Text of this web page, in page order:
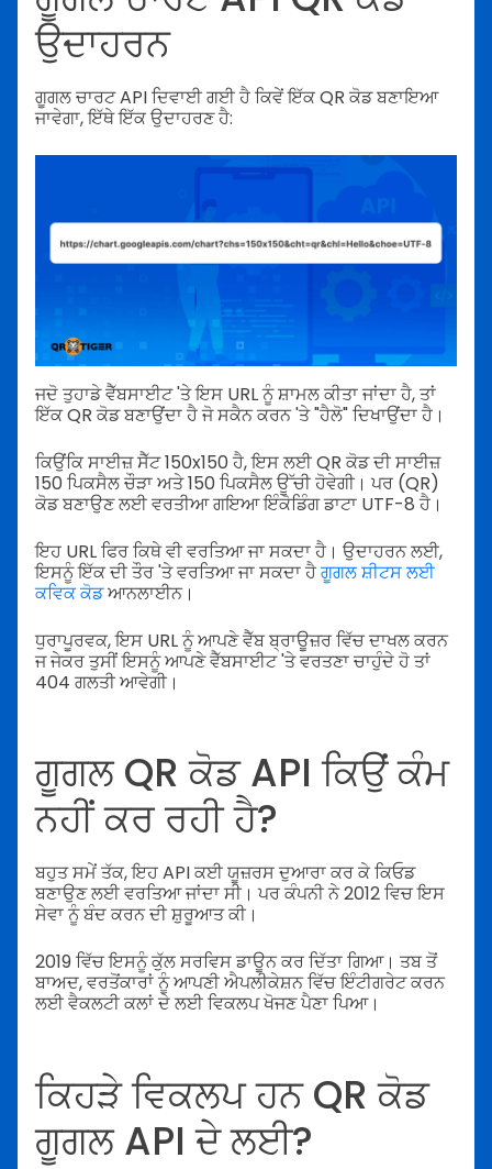
ਉਦਾਹਰਨ
ਗੂਗਲ ਚਾਰਟ API ਦਿਵਾਈ ਗਈ ਹੈ ਕਿਵੇਂ ਇੱਕ QR ਕੋਡ ਬਣਾਇਆ
ਜਾਵੇਗਾ, ਇੱਥੇ ਇੱਕ ਉਦਾਹਰਣ ਹੈ:
ਜਦੋ ਤੁਹਾਡੇ ਵੈੱਬਸਾਈਟ 'ਤੇ ਇਸ URL ਨੂੰ ਸ਼ਾਮਲ ਕੀਤਾ ਜਾਂਦਾ ਹੈ, ਤਾਂ
ਇੱਕ QR ਕੋਡ ਬਣਾਉਂਦਾ ਹੈ ਜੋ ਸਕੈਨ ਕਰਨ 'ਤੇ "ਹੈਲੋ" ਦਿਖਾਉਂਦਾ ਹੈ।
ਕਿਉਂਕਿ ਸਾਈਜ਼ ਸੈੱਟ 150x150 ਹੈ, ਇਸ ਲਈ QR ਕੋਡ ਦੀ ਸਾਈਜ਼
150 ਪਿਕਸੈਲ ਚੌੜਾ ਅਤੇ 150 ਪਿਕਸੈਲ ਊੱਚੀ ਹੋਵੇਗੀ। ਪਰ (QR)
ਕੋਡ ਬਣਾਉਣ ਲਈ ਵਰਤੀਆ ਗਇਆ ਇੰਕੋਡਿੰਗ ਡਾਟਾ UTF-8 ਹੈ।
ਇਹ URL ਫਿਰ ਕਿਥੇ ਵੀ ਵਰਤਿਆ ਜਾ ਸਕਦਾ ਹੈ। ਉਦਾਹਰਨ ਲਈ,
ਇਸਨੂੰ ਇੱਕ ਦੀ ਤੌਰ 'ਤੇ ਵਰਤਿਆ ਜਾ ਸਕਦਾ ਹੈਗੂਗਲ ਸ਼ੀਟਸ ਲਈ
ਕਵਿਕ ਕੋਡਆਨਲਾਈਨ।
ਧੁਰਾਪੂਰਵਕ, ਇਸ URL ਨੂੰ ਆਪਣੇ ਵੈੱਬ ਬ੍ਰਾਊਜ਼ਰ ਵਿੱਚ ਦਾਖਲ ਕਰਨ
ਜ ਜੇਕਰ ਤੁਸੀਂ ਇਸਨੂੰ ਆਪਣੇ ਵੈੱਬਸਾਈਟ 'ਤੇ ਵਰਤਣਾ ਚਾਹੁੰਦੇ ਹੋ ਤਾਂ
404 ਗਲਤੀ ਆਵੇਗੀ।
ਗੂਗਲ QR ਕੋਡ API ਕਿਉਂ ਕੰਮ
ਨਹੀਂ ਕਰ ਰਹੀ ਹੈ?
ਬਹੁਤ ਸਮੇਂ ਤੱਕ, ਇਹ API ਕਈ ਯੂਜ਼ਰਸ ਦੁਆਰਾ ਕਰ ਕੇ ਕਿਓਡ
ਬਣਾਉਣ ਲਈ ਵਰਤਿਆ ਜਾਂਦਾ ਸੀ। ਪਰ ਕੰਪਨੀ ਨੇ 2012 ਵਿਚ ਇਸ
ਸੇਵਾ ਨੂੰ ਬੰਦ ਕਰਨ ਦੀ ਸ਼ੁਰੂਆਤ ਕੀ।
2019 ਵਿੱਚ ਇਸਨੂੰ ਕੁੱਲ ਸਰਵਿਸ ਡਾਊਨ ਕਰ ਦਿੱਤਾ ਗਿਆ। ਤਬ ਤੋਂ
ਬਾਅਦ, ਵਰਤੋਂਕਾਰਾਂ ਨੂੰ ਆਪਣੀ ਐਪਲੀਕੇਸ਼ਨ ਵਿੱਚ ਇੰਟੀਗਰੇਟ ਕਰਨ
ਲਈ ਵੈਕਲਟੀ ਕਲਾਂ ਦੇ ਲਈ ਵਿਕਲਪ ਖੋਜਣ ਪੈਣਾ ਪਿਆ।
ਕਿਹੜੇ ਵਿਕਲਪ ਹਨ QR ਕੋਡ
ਗੂਗਲ API ਦੇ ਲਈ?